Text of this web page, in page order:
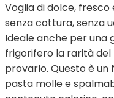
Voglia di dolce,
senza cottura, senza
Ideale anche per una
frigorifero la rarità del
provarlo. Questo è
pasta molle e